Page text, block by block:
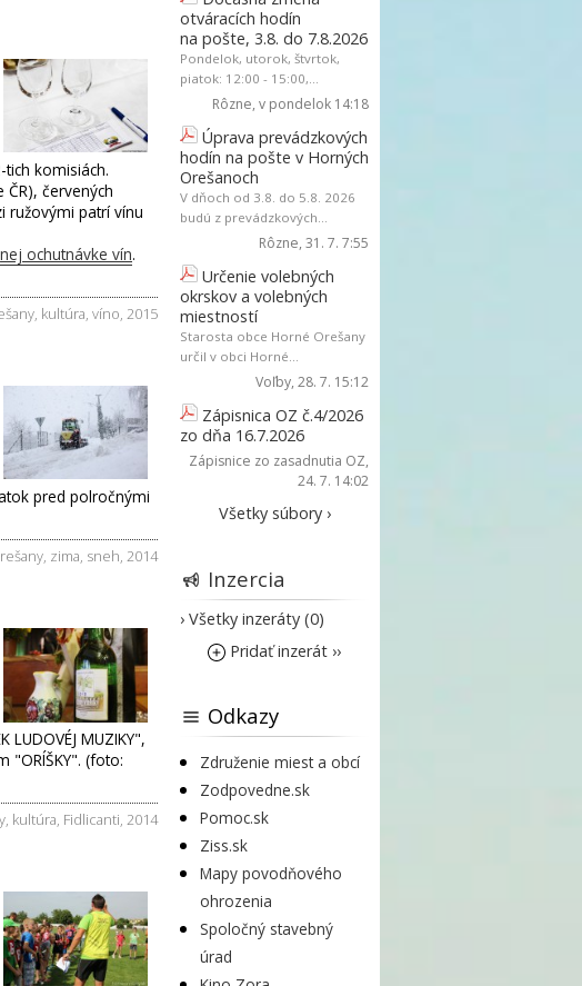
komisiách.
červených
ružovými patrí vínu
ochutnávke vín.
, kultúra, víno, 2015
pred polročnými
, zima, sneh, 2014
MUZIKY",
"ORÍŠKY". (foto:
, kultúra, Fidlicanti, 2014
otváracích hodín
na pošte, 3.8. do 7.8.2026
Pondelok, utorok, štvrtok,
piatok: 12:00 - 15:00,...
Rôzne, v pondelok 14:18
Úprava prevádzkových
hodín na pošte v Horných
Orešanoch
V dňoch od 3.8. do 5.8. 2026
budú z prevádzkových...
Rôzne, 31. 7. 7:55
Určenie volebných
okrskov a volebných
miestností
Starosta obce Horné Orešany
určil v obci Horné...
Voľby, 28. 7. 15:12
Zápisnica OZ č.4/2026
zo dňa 16.7.2026
Zápisnice zo zasadnutia OZ,
24. 7. 14:02
Všetky súbory ›
Inzercia
› Všetky inzeráty (0)
Pridať inzerát ››
Odkazy
Združenie miest a obcí
Zodpovedne.sk
Pomoc.sk
Ziss.sk
Mapy povodňového
ohrozenia
Spoločný stavebný
úrad